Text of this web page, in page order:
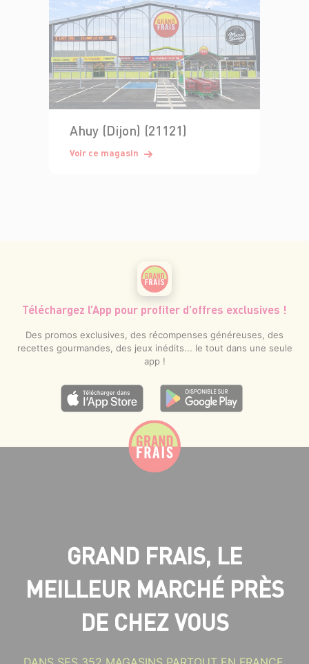
Ahuy (Dijon) (21121)
Voir ce magasin
Téléchargez l’App pour profiter d’offres exclusives !
Des promos exclusives, des récompenses généreuses, des
recettes gourmandes, des jeux inédits... le tout dans une seule
app !
GRAND FRAIS, LE
MEILLEUR MARCHÉ PRÈS
DE CHEZ VOUS